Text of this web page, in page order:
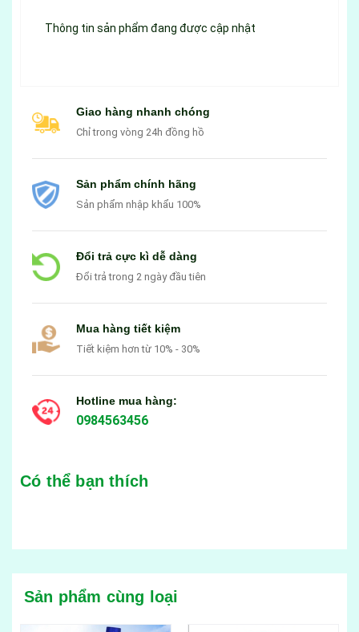
Thông tin sản phẩm đang được cập nhật
Giao hàng nhanh chóng
Chỉ trong vòng 24h đồng hồ
Sản phẩm chính hãng
Sản phẩm nhập khẩu 100%
Đổi trả cực kì dễ dàng
Đổi trả trong 2 ngày đầu tiên
Mua hàng tiết kiệm
Tiết kiệm hơn từ 10% - 30%
Hotline mua hàng:
0984563456
Có thể bạn thích
Sản phẩm cùng loại